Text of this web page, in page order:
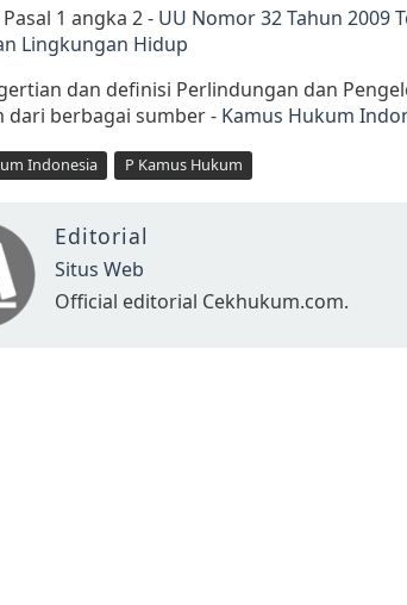
Pasal 1 angka 2 - UU Nomor 32 Tahun 2009
Lingkungan Hidup
dan definisi Perlindungan dan
dari berbagai sumber - Kamus Hukum
Indonesia P Kamus Hukum
Editorial
Situs Web
Official editorial Cekhukum.com.